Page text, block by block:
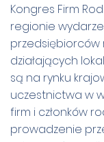
Kongres Firm
regionie
przedsiębiorców
działających
są na rynku
uczestnictwa w
firm i członków
prowadzenie